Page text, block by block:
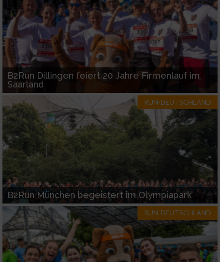
B2Run Dillingen feiert 20 Jahre Firmenlauf im
Saarland
RUN-DEUTSCHLAND
B2Run München begeistert im Olympiapark
RUN-DEUTSCHLAND
Notwendig
Performance
Funktional
Werbung